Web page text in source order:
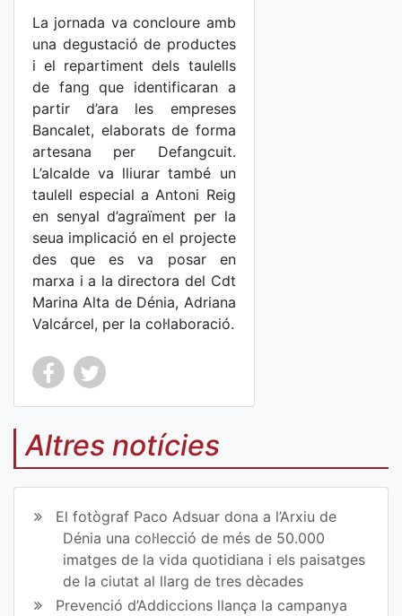
La jornada va concloure amb
una degustació de productes
i el repartiment dels taulells
de fang que identificaran a
partir d’ara les empreses
Bancalet, elaborats de forma
artesana per Defangcuit.
L’alcalde va lliurar també un
taulell especial a Antoni Reig
en senyal d’agraïment per la
seua implicació en el projecte
des que es va posar en
marxa i a la directora del Cdt
Marina Alta de Dénia, Adriana
Valcárcel, per la col·laboració.
Co
mp
art
ir
en
Fa
ce
Co
mp
art
ir
en
Tw
itt
Altres notícies
El fotògraf Paco Adsuar dona a l’Arxiu de
Dénia una col·lecció de més de 50.000
imatges de la vida quotidiana i els paisatges
de la ciutat al llarg de tres dècades
Prevenció d’Addiccions llança la campanya